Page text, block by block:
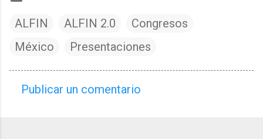
ALFIN ALFIN 2.0
Congresos
México
Presentaciones
Publicar un comentario